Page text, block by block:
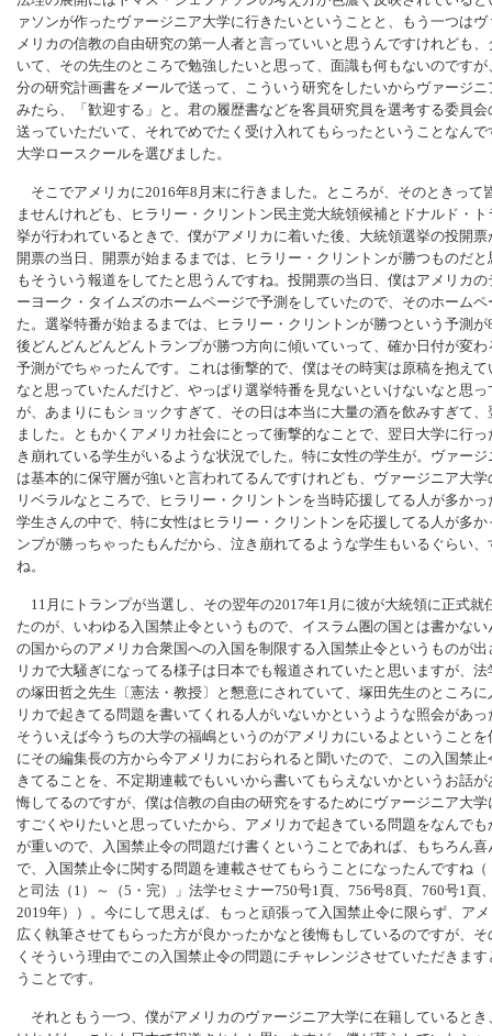
ァソンが作ったヴァージニア大学に行きたいということと、もう一つは
メリカの信教の自由研究の第一人者と言っていいと思うんですけれども
いて、その先生のところで勉強したいと思って、面識も何もないのです
分の研究計画書をメールで送って、こういう研究をしたいからヴァージ
みたら、「歓迎する」と。君の履歴書などを客員研究員を選考する委員
送っていただいて、それでめでたく受け入れてもらったということなん
大学ロースクールを選びました。
そこでアメリカに2016年8月末に行きました。ところが、そのときって
ませんけれども、ヒラリー・クリントン民主党大統領候補とドナルド・
挙が行われているときで、僕がアメリカに着いた後、大統領選挙の投開
開票の当日、開票が始まるまでは、ヒラリー・クリントンが勝つものだ
もそういう報道をしてたと思うんですね。投開票の当日、僕はアメリカ
ーヨーク・タイムズのホームページで予測をしていたので、そのホーム
た。選挙特番が始まるまでは、ヒラリー・クリントンが勝つという予測
後どんどんどんどんトランプが勝つ方向に傾いていって、確か日付が変
予測がでちゃったんです。これは衝撃的で、僕はその時実は原稿を抱え
なと思っていたんだけど、やっぱり選挙特番を見ないといけないなと思
が、あまりにもショックすぎて、その日は本当に大量の酒を飲みすぎて
ました。ともかくアメリカ社会にとって衝撃的なことで、翌日大学に行
き崩れている学生がいるような状況でした。特に女性の学生が。ヴァー
は基本的に保守層が強いと言われてるんですけれども、ヴァージニア大
リベラルなところで、ヒラリー・クリントンを当時応援してる人が多か
学生さんの中で、特に女性はヒラリー・クリントンを応援してる人が多
ンプが勝っちゃったもんだから、泣き崩れてるような学生もいるぐらい
ね。
11月にトランプが当選し、その翌年の2017年1月に彼が大統領に正式就
たのが、いわゆる入国禁止令というもので、イスラム圏の国とは書かな
の国からのアメリカ合衆国への入国を制限する入国禁止令というものが
リカで大騒ぎになってる様子は日本でも報道されていたと思いますが、
の塚田哲之先生〔憲法・教授〕と懇意にされていて、塚田先生のところ
リカで起きてる問題を書いてくれる人がいないかというような照会があ
そういえば今うちの大学の福嶋というのがアメリカにいるよということ
にその編集長の方から今アメリカにおられると聞いたので、この入国禁
きてることを、不定期連載でもいいから書いてもらえないかというお話
悔してるのですが、僕は信教の自由の研究をするためにヴァージニア大
すごくやりたいと思っていたから、アメリカで起きている問題をなんで
が重いので、入国禁止令の問題だけ書くということであれば、もちろん
で、入国禁止令に関する問題を連載させてもらうことになったんですね
と司法（1）～（5・完）」法学セミナー750号1頁、756号8頁、760号1頁
2019年））。今にして思えば、もっと頑張って入国禁止令に限らず、ア
広く執筆させてもらった方が良かったかなと後悔もしているのですが、
くそういう理由でこの入国禁止令の問題にチャレンジさせていただきま
うことです。
それともう一つ、僕がアメリカのヴァージニア大学に在籍していると